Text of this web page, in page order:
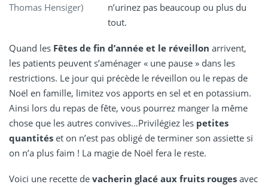
Thomas Hensiger)
n’urinez pas beaucoup ou plus du
tout.
Quand les Fêtes de fin d’année et le réveillon arrivent,
les patients peuvent s’aménager « une pause » dans les
restrictions. Le jour qui précède le réveillon ou le repas de
Noël en famille, limitez vos apports en sel et en potassium.
Ainsi lors du repas de fête, vous pourrez manger la même
chose que les autres convives…Privilégiez les petites
quantités et on n’est pas obligé de terminer son assiette si
on n’a plus faim ! La magie de Noël fera le reste.
Voici une recette de vacherin glacé aux fruits rouges avec